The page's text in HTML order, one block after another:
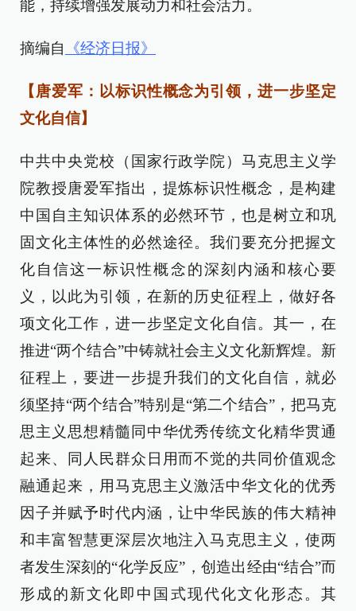
能，持续增强发展动力和社会活力。
摘编自 《经济日报》
【唐爱军：以标识性概念为引领，进一步坚定
文化自信】
中共中央党校（国家行政学院）马克思主义学
院教授唐爱军指出，提炼标识性概念，是构建
中国自主知识体系的必然环节，也是树立和巩
固文化主体性的必然途径。我们要充分把握文
化自信这一标识性概念的深刻内涵和核心要
义，以此为引领，在新的历史征程上，做好各
项文化工作，进一步坚定文化自信。其一，在
推进“两个结合”中铸就社会主义文化新辉煌。新
征程上，要进一步提升我们的文化自信，就必
须坚持“两个结合”特别是“第二个结合”，把马克
思主义思想精髓同中华优秀传统文化精华贯通
起来、同人民群众日用而不觉的共同价值观念
融通起来，用马克思主义激活中华文化的优秀
因子并赋予时代内涵，让中华民族的伟大精神
和丰富智慧更深层次地注入马克思主义，使两
者发生深刻的“化学反应”，创造出经由“结合”而
形成的新文化即中国式现代化文化形态。其